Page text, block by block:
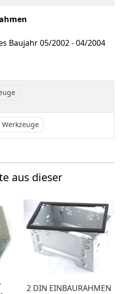
Baujahr 05/2002 - 04/2004
Werkzeuge
aus dieser
2 DIN EINBAURAHMEN